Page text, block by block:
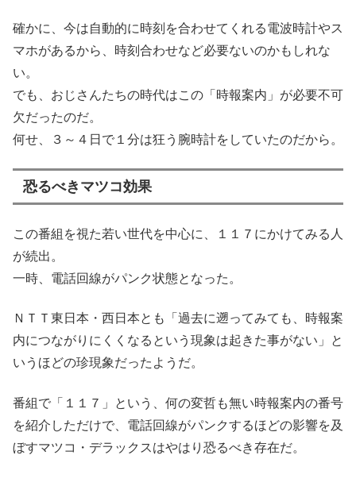
確かに、今は自動的に時刻を合わせてくれる電波時計やス
マホがあるから、時刻合わせなど必要ないのかもしれな
い。
でも、おじさんたちの時代はこの「時報案内」が必要不可
欠だったのだ。
何せ、３～４日で１分は狂う腕時計をしていたのだから。
恐るべきマツコ効果
この番組を視た若い世代を中心に、１１７にかけてみる人
が続出。
一時、電話回線がパンク状態となった。
ＮＴＴ東日本・西日本とも「過去に遡ってみても、時報案
内につながりにくくなるという現象は起きた事がない」と
いうほどの珍現象だったようだ。
番組で「１１７」という、何の変哲も無い時報案内の番号
を紹介しただけで、電話回線がパンクするほどの影響を及
ぼすマツコ・デラックスはやはり恐るべき存在だ。